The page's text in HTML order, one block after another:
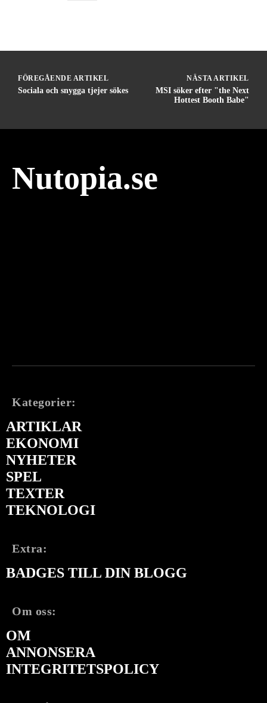
FÖREGÅENDE ARTIKEL
Sociala och snygga tjejer sökes
NÄSTA ARTIKEL
MSI söker efter "the Next
Hottest Booth Babe"
Nutopia.se
Kategorier:
ARTIKLAR
EKONOMI
NYHETER
SPEL
TEXTER
TEKNOLOGI
Extra:
BADGES TILL DIN BLOGG
Om oss:
OM
ANNONSERA
INTEGRITETSPOLICY